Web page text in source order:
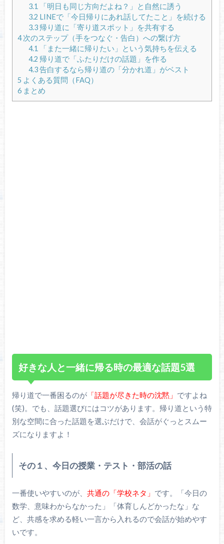
3.1 「明日も同じ方向だよね？」と自然に誘う
3.2 LINEで「今日帰りにあれ話してたこと」を続ける
3.3帰り道に「寄り道スポット」を共有する
4次のステップ（手をつなぐ・告白）への繋げ方
4.1 「また一緒に帰りたい」という気持ちを伝える
4.2 帰り道で「ふたりだけの話題」を作る
4.3告白するなら帰り道の「分かれ道」がベスト
5 よくある質問（FAQ）
6まとめ
好きな人と一緒に帰る時の最適な話題5選
帰り道で一番困るのが「話題が尽きた時の沈黙」 ですよね
(笑)。でも、話題選びにはコツがあります。帰り道という特
別な空間に合った話題を選ぶだけで、会話がぐっとスムー
ズになりますよ！
その１、今日の授業・テスト・部活の話
一番使いやすいのが、 共通の「学校ネタ」 です。「今日の
数学、意味わからなかった」「体育しんどかったな」な
ど、共感を求める軽い一言から入れるので会話が始めやす
いです。